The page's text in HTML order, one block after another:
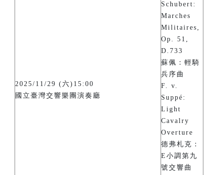
2025/11/29 (六)15:00
國立臺灣交響樂團演奏廳
Schubert:
Marches
Militaires,
Op. 51,
D.733
蘇佩：輕騎
兵序曲
F. v.
Suppé:
Light
Cavalry
Overture
德弗札克：
E小調第九
號交響曲